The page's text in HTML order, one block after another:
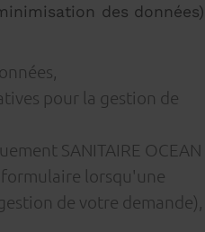
des données)
pour la gestion de
SANITAIRE OCEAN
formulaire lorsqu'une
de votre demande),